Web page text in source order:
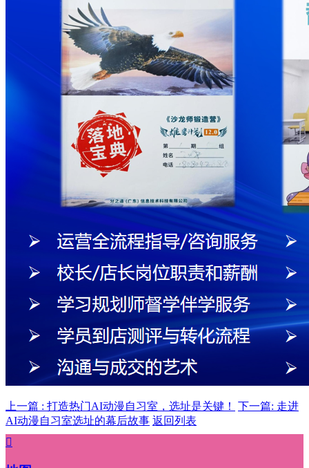
上一篇 : 打造热门AI动漫自习室，选址是关键！
下一篇: 走进
AI动漫自习室选址的幕后故事 返回列表
